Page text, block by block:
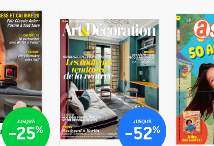
N°
JUSQU'À
-25%
€80
JUSQU'À
-52%
€93
€40